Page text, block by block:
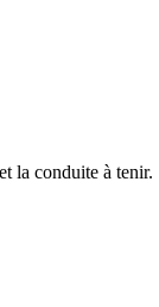
la conduite à tenir.